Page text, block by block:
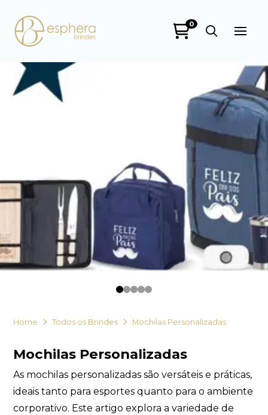
0
01 234
Home Todos os Brindes Mochilas Personalizadas
Mochilas Personalizadas
As mochilas personalizadas são versáteis e práticas,
ideais tanto para esportes quanto para o ambiente
corporativo. Este artigo explora a variedade de
Esphera Brindes
+55
Eu concordo em receber comunicações.
de marketing. Você pode alterar suas preferências a
Iniciar conversa